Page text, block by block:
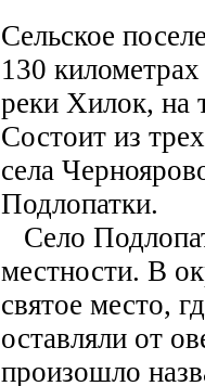
Сельское
130
реки Хилок, на
Состоит из
села
Подлопатки.
Село
местности. В
святое место,
оставляли от
произошло